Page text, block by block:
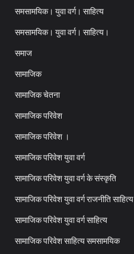
समसामयिक। युवा वर्ग। साहित्य
समसामयिक। युवा वर्ग। साहित्य।
समाज
सामाजिक
सामाजिक चेतना
सामाजिक परिवेश
सामाजिक परिवेश ।
सामाजिक परिवेश युवा वर्ग
सामाजिक परिवेश युवा वर्ग के संस्कृति
सामाजिक परिवेश युवा वर्ग राजनीति साहित्य
सामाजिक परिवेश युवा वर्ग साहित्य
सामाजिक परिवेश साहित्य समसामयिक